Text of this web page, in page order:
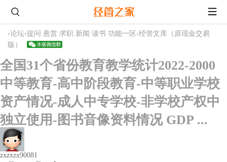
›论坛›提问 悬赏 求职 新闻 读书 功能一区 ›经管文库（原现金交易
版）
全国31个省份教育教学统计2022-2000
中等教育-高中阶段教育-中等职业学校
资产情况-成人中专学校-非学校产权中
独立使用-图书音像资料情况 GDP ...
zxzxzx90081